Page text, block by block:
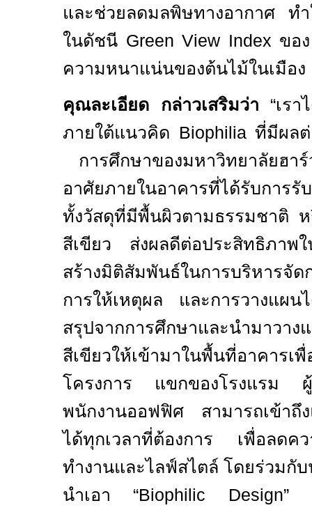
และช่วยลดมลพิษทางอากาศ ท
ในดัชนี Green View Index ขอ
ความหนาแน่นของต้นไม้ในเมือง
คุณละเอียด กล่าวเสริมว่า “เรา
ภายใต้แนวคิด Biophilia ที่มีผลต่
การศึกษาของมหาวิทยาลัยฮาร์
อาศัยภายในอาคารที่ได้รับการ
ทั้งวัสดุที่มีพื้นผิวตามธรรมชาติ
สีเขียว ส่งผลดีต่อประสิทธิภาพ
สร้างมิติสัมพันธ์ในการบริหารจั
การให้เหตุผล และการวางแผน
สรุปจากการศึกษาและนำมาวา
สีเขียวให้เข้ามาในพื้นที่อาคารเ
โครงการ แขกของโรงแรม
พนักงานออฟฟิศ สามารถเข้าถึ
ได้ทุกเวลาที่ต้องการ เพื่อลดคว
ทำงานและไลฟ์สไตล์ โดยร่วมกั
นำเอา “Biophilic Design”